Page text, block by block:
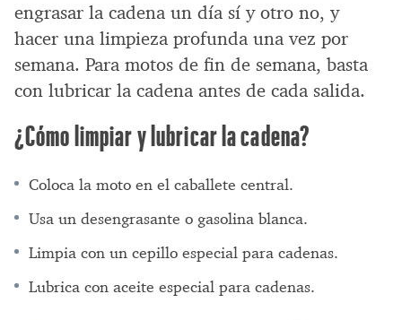
engrasar la cadena un día sí y otro no, y
hacer una limpieza profunda una vez por
semana. Para motos de fin de semana, basta
con lubricar la cadena antes de cada salida.
¿Cómo limpiar y lubricar la cadena?
Coloca la moto en el caballete central.
Usa un desengrasante o gasolina blanca.
Limpia con un cepillo especial para cadenas.
Lubrica con aceite especial para cadenas.